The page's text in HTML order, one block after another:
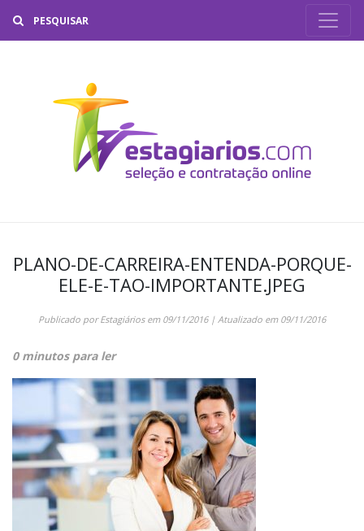
PLANO-DE-CARREIRA-ENTENDA-PORQUE-
ELE-E-TAO-IMPORTANTE.JPEG
Publicado porEstagiáriosem 09/11/2016| Atualizado em 09/11/2016
0 minutos para ler